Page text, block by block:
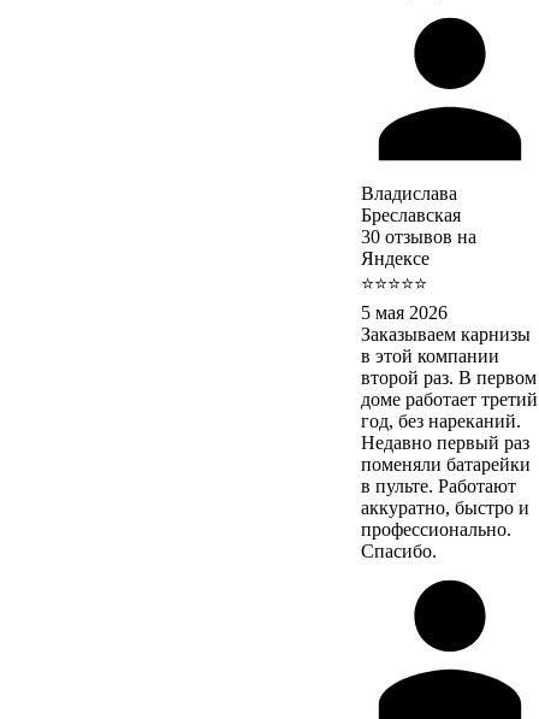
Владислава
Бреславская
30 отзывов на
Яндексе
⭐⭐⭐⭐⭐
5 мая 2026
Заказываем карнизы
в этой компании
второй раз. В первом
доме работает третий
год, без нареканий.
Недавно первый раз
поменяли батарейки
в пульте. Работают
аккуратно, быстро и
профессионально.
Спасибо.